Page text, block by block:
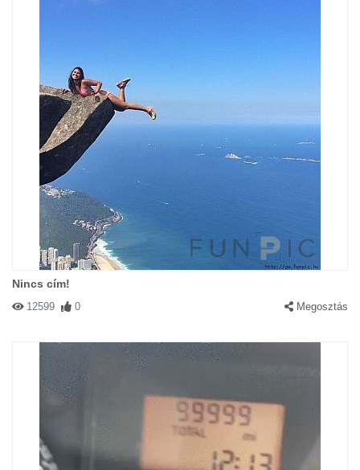
Nincs cím!
12599 0 Megosztás